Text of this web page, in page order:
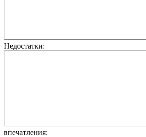
Недостатки:
впечатления: